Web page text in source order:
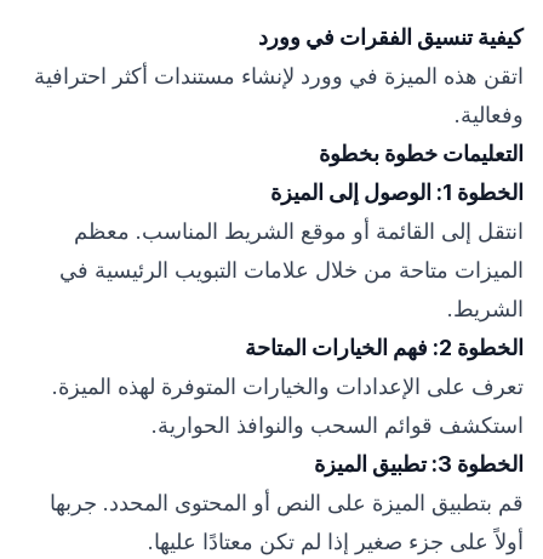
كيفية تنسيق الفقرات في وورد
اتقن هذه الميزة في وورد لإنشاء مستندات أكثر احترافية
وفعالية.
التعليمات خطوة بخطوة
الخطوة 1: الوصول إلى الميزة
انتقل إلى القائمة أو موقع الشريط المناسب. معظم
الميزات متاحة من خلال علامات التبويب الرئيسية في
الشريط.
الخطوة 2: فهم الخيارات المتاحة
تعرف على الإعدادات والخيارات المتوفرة لهذه الميزة.
استكشف قوائم السحب والنوافذ الحوارية.
الخطوة 3: تطبيق الميزة
قم بتطبيق الميزة على النص أو المحتوى المحدد. جربها
أولاً على جزء صغير إذا لم تكن معتادًا عليها.